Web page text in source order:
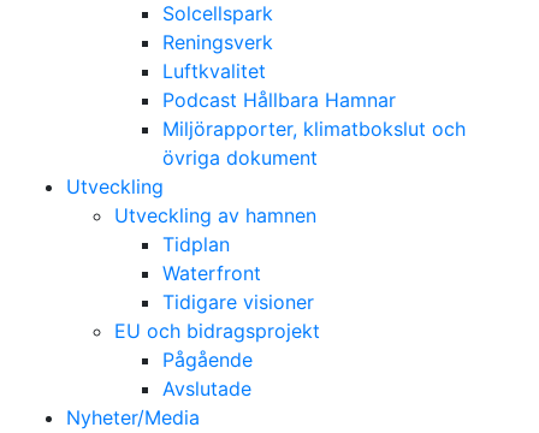
Solcellspark
Reningsverk
Luftkvalitet
Podcast Hållbara Hamnar
Miljörapporter, klimatbokslut och
övriga dokument
Utveckling
Utveckling av hamnen
Tidplan
Waterfront
Tidigare visioner
EU och bidragsprojekt
Pågående
Avslutade
Nyheter/Media